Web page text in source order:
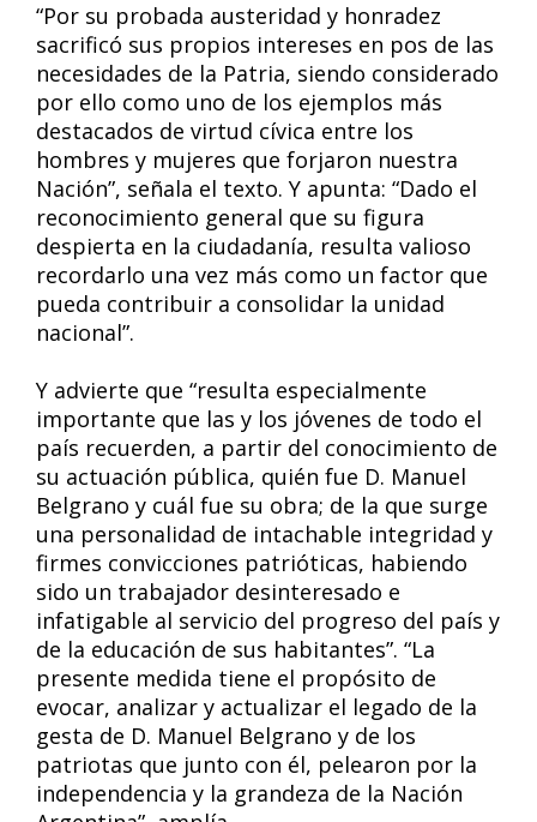
“Por su probada austeridad y honradez
sacrificó sus propios intereses en pos de las
necesidades de la Patria, siendo considerado
por ello como uno de los ejemplos más
destacados de virtud cívica entre los
hombres y mujeres que forjaron nuestra
Nación”, señala el texto. Y apunta: “Dado el
reconocimiento general que su figura
despierta en la ciudadanía, resulta valioso
recordarlo una vez más como un factor que
pueda contribuir a consolidar la unidad
nacional”.
Y advierte que “resulta especialmente
importante que las y los jóvenes de todo el
país recuerden, a partir del conocimiento de
su actuación pública, quién fue D. Manuel
Belgrano y cuál fue su obra; de la que surge
una personalidad de intachable integridad y
firmes convicciones patrióticas, habiendo
sido un trabajador desinteresado e
infatigable al servicio del progreso del país y
de la educación de sus habitantes”. “La
presente medida tiene el propósito de
evocar, analizar y actualizar el legado de la
gesta de D. Manuel Belgrano y de los
patriotas que junto con él, pelearon por la
independencia y la grandeza de la Nación